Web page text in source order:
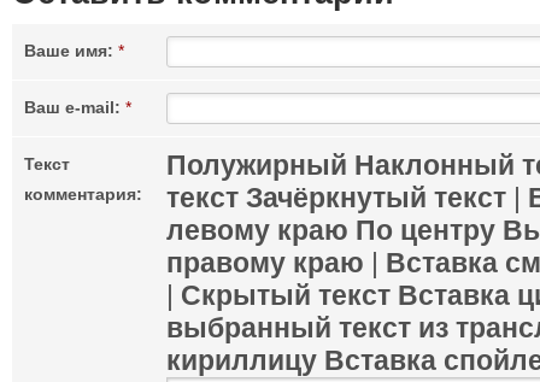
Ваше имя: *
Ваш e-mail: *
Текст
комментария:
Полужирный Наклонный
текст Зачёркнутый текст |
левому краю По центру
правому краю | Вставка
| Скрытый текст Вставка
выбранный текст из
кириллицу Вставка